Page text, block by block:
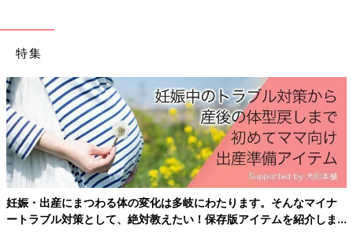
特集
妊娠・出産にまつわる体の変化は多岐にわたります。そんなマイナ
ートラブル対策として、絶対教えたい！保存版アイテムを紹介しま